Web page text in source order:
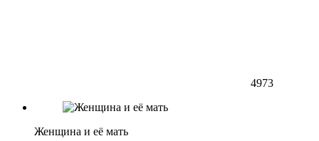
4973
Женщина и её мать